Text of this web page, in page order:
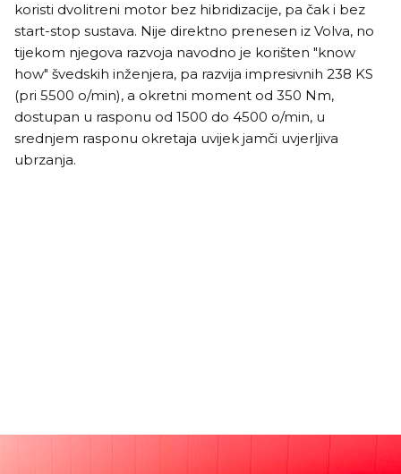
koristi dvolitreni motor bez hibridizacije, pa čak i bez
start-stop sustava. Nije direktno prenesen iz Volva, no
tijekom njegova razvoja navodno je korišten "know
how" švedskih inženjera, pa razvija impresivnih 238 KS
(pri 5500 o/min), a okretni moment od 350 Nm,
dostupan u rasponu od 1500 do 4500 o/min, u
srednjem rasponu okretaja uvijek jamči uvjerljiva
ubrzanja.